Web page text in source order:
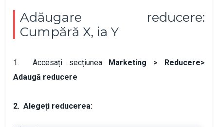
Adăugare reducere:
Cumpără Х, ia Y
1. Accesați secțiunea
Marketing > Reducere>
Adaugă reducere
2. Alegeți reducerea: